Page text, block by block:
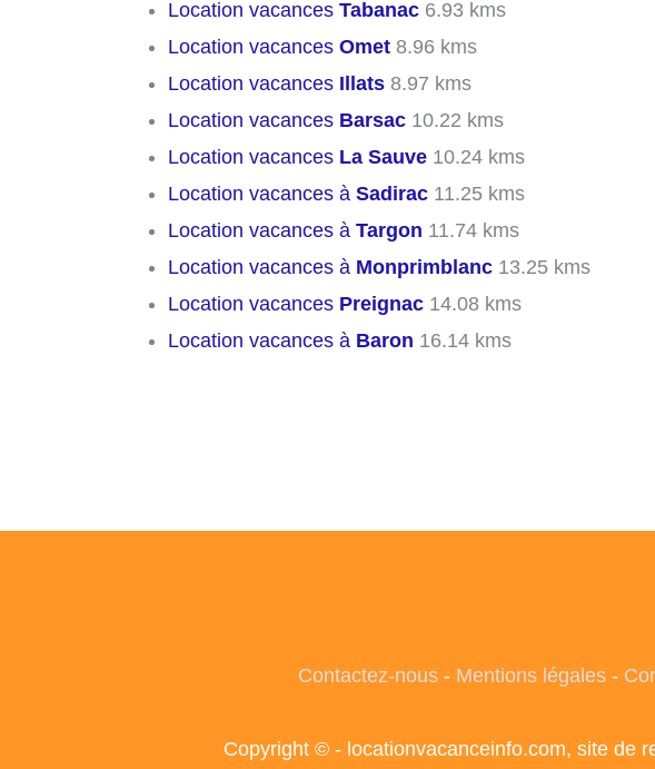
Location vacances Tabanac 6.93 kms
Location vacances Omet 8.96 kms
Location vacances Illats 8.97 kms
Location vacances Barsac 10.22 kms
Location vacances La Sauve 10.24 kms
Location vacances à Sadirac 11.25 kms
Location vacances à Targon 11.74 kms
Location vacances à Monprimblanc 13.25 kms
Location vacances Preignac 14.08 kms
Location vacances à Baron 16.14 kms
Contactez-nous- Mentions légales-
Copyright © - locationvacanceinfo.com, site de